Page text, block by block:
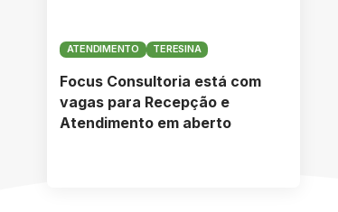
ATENDIMENTO TERESINA
Focus Consultoria está com
vagas para Recepção e
Atendimento em aberto